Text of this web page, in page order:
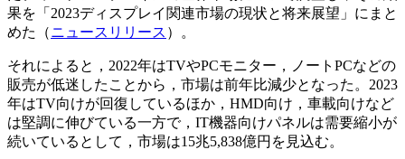
果を「2023ディスプレイ関連市場の現状と将来展望」にまと
めた（ニュースリリース ）。
それによると，2022年はTVやPCモニター，ノートPCなどの
販売が低迷したことから，市場は前年比減少となった。2023
年はTV向けが回復しているほか，HMD向け，車載向けなど
は堅調に伸びている一方で，IT機器向けパネルは需要縮小が
続いているとして，市場は15兆5,838億円を見込む。